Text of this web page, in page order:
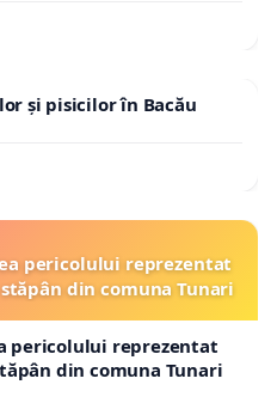
și pisicilor în Bacău
pericolului reprezentat
din comuna Tunari
pericolului reprezentat
din comuna Tunari